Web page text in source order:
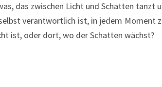
das zwischen Licht und Schatten tanzt
verantwortlich ist, in jedem Moment
ist, oder dort, wo der Schatten wächst?